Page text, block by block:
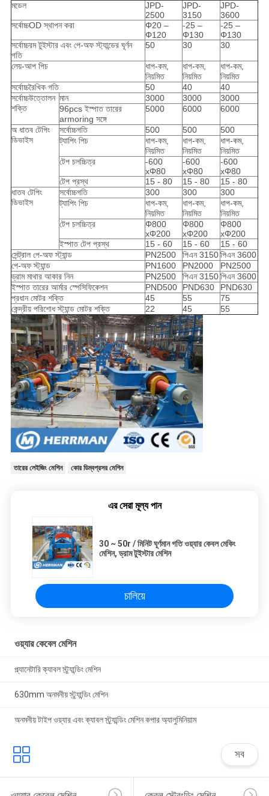
মডেল
JPD-
2500
JPD-
3150
JPD-
3600
সর্বোচ্চOD স্থাপন করা
Φ20 –
Φ120
-25 –
Φ130
-25 –
Φ130
সর্বোচ্চরম টুইস্টার এবং পে-অফ স্ট্যান্ডের ঘূর্ণন
গতি
50 30 30
লেয়-আপ পিচ
ধাপ-কম,
নিয়মিত
ধাপ-কম,
নিয়মিত
ধাপ-কম,
নিয়মিত
সর্বোচ্চরৈখিক গতি
50 40
40
সর্বোচ্চউত্তোলন
শক্তি
মান 3000 3000
3000
96pcs ইস্পাত তারের
armoring সঙ্গে
5000 6000 6000
অ ধাতব টেপিং
ডিভাইস
সর্বোচ্চগতি 500 500
500
ট্যাপিং পিচ
ধাপ-কম,
নিয়মিত
ধাপ-কম,
নিয়মিত
ধাপ-কম,
নিয়মিত
টেপ চলচ্চিত্র
-600
xΦ80
-600
xΦ80
-600
xΦ80
টেপ প্রস্থ
15 - 80 15 - 80
15 - 80
ধাতব টেপিং
ডিভাইস
সর্বোচ্চগতি 300 300
300
ট্যাপিং পিচ
ধাপ-কম,
নিয়মিত
ধাপ-কম,
নিয়মিত
ধাপ-কম,
নিয়মিত
টেপ চলচ্চিত্র
Φ800
xΦ200
Φ800
xΦ200
Φ800
xΦ200
ইস্পাত টেপ প্রস্থ
15 - 60 15 - 60
15 - 60
সেন্ট্রাল পে-অফ স্ট্যান্ড
PN2500 পিএন 3150পিএন 3600
পে-অফ স্ট্যান্ড
PN1600 PN2000
PN2500
ড্রাম মাথার আকার নিন
PN2500 পিএন 3150পিএন 3600
ইস্পাত তারের আর্মার স্পেসিফিকেশন
PND500 PND630
PND630
প্রধান মোটর শক্তি
45 55
75
কেন্দ্রীয় পরিশোধ স্ট্যান্ড মোটর শক্তি
22 45 55
তারের লেইজিং মেশিন কোর ডিম্বপ্রসর মেশিন
এর সেরা মূল্য পান
30 ~ 50r / মিনিট ঘূর্ণমান গতি ওয়্যার কেবল মেকিং
মেশিন, ড্রাম টুইস্টার মেশিন
চালিয়ে
ওয়্যার কেবেল মেশিন
প্ল্যানেটারি ক্যাবল স্ট্র্যান্ডিং মেশিন
630mm অনমনীয় স্ট্র্যান্ডিং মেশিন
অনমনীয় টাইপ ওয়্যার এবং ক্যাবল স্ট্র্যান্ডিং মেশিন কপার অ্যালুমিনিয়াম
সব